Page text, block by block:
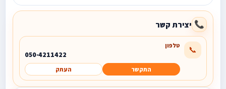
📞 יצירת קשר
📞 טלפון
050-4211422
התקשר העתק